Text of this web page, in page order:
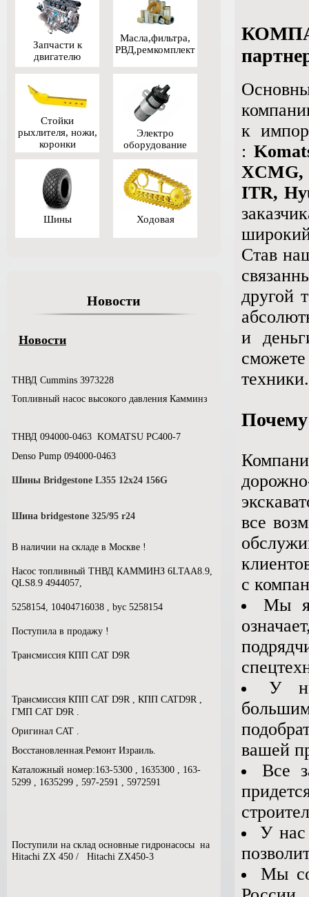
к
:
ITR,
Став
другой
и
техники.
все
с
Мы
У
вашей
Все
У нас
Мы
Запчасти к
двигателю
Масла,фильтра,
РВД,ремкомплект
Стойки
рыхлителя, ножи,
коронки
Электро
оборудование
Шины Ходовая
Новости
Новости
ТНВД Cummins 3973228
Топливный насос высокого давления Камминз
ТНВД 094000-0463 KOMATSU РС400-7
Denso Pump 094000-0463
Шины Bridgestone L355 12x24 156G
Шина bridgestone 325/95 r24
В наличии на складе в Москве !
Насос топливный ТНВД КАММИНЗ 6LTAA8.9,
QLS8.9 4944057,
5258154, 10404716038 , byc 5258154
Поступила в продажу !
Трансмиссия КПП CAT D9R
Трансмиссия КПП CAT D9R , КПП CATD9R ,
ГМП CAT D9R .
Оригинал CAT .
Восстановленная.Ремонт Израиль.
Каталожный номер:163-5300 , 1635300 , 163-
5299 , 1635299 , 597-2591 , 5972591
Поступили на склад основные гидронасосы на
Hitachi ZX 450 / Hitachi ZX450-3